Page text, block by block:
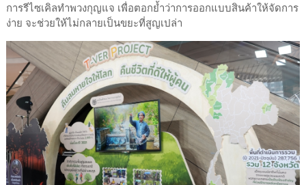
การรีไซเคิลทำพวงกุญแจ เพื่อตอกย้ำว่าการออกแบบสินค้าให้จัดการ
ง่าย จะช่วยให้ไม่กลายเป็นขยะที่สูญเปล่า